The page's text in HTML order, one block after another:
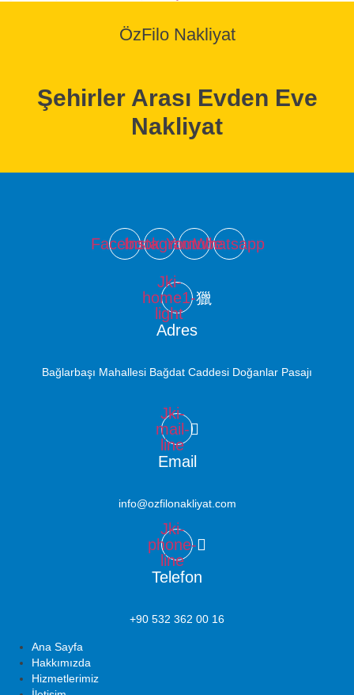
ÖzFilo Nakliyat
Şehirler Arası Evden Eve
Nakliyat
FacebookInstagramYoutubeWhatsapp
Jki-
home1-
light
Adres
Bağlarbaşı Mahallesi Bağdat Caddesi Doğanlar Pasajı
Jki-
mail-
line
Email
info@ozfilonakliyat.com
Jki-
phone-
line
Telefon
+90 532 362 00 16
Ana Sayfa
Hakkımızda
Hizmetlerimiz